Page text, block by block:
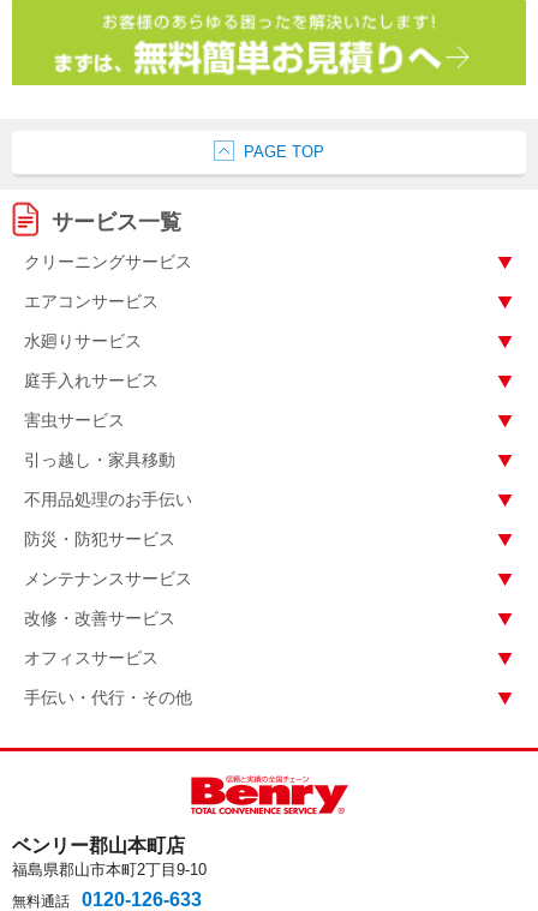
PAGE TOP
サービス一覧
クリーニングサービス
エアコンサービス
水廻りサービス
庭手入れサービス
害虫サービス
引っ越し・家具移動
不用品処理のお手伝い
防災・防犯サービス
メンテナンスサービス
改修・改善サービス
オフィスサービス
手伝い・代行・その他
ベンリー郡山本町店
福島県郡山市本町2丁目9-10
無料通話 0120-126-633